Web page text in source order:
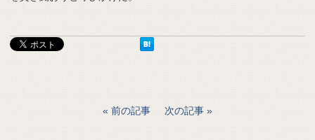
前の記事 次の記事